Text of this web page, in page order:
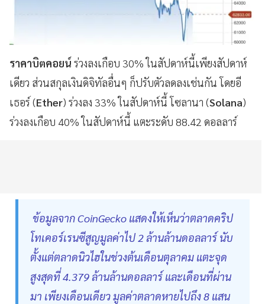
ราคาบิตคอยน์ ร่วงลงเกือบ 30% ในสัปดาห์นี้เพียงสัปดาห์
เดียว ส่วนสกุลเงินดิจิทัลอื่นๆ ก็ปรับตัวลดลงเช่นกัน โดยอี
เธอร์ (Ether) ร่วงลง 33% ในสัปดาห์นี้ โซลานา (Solana)
ร่วงลงเกือบ 40% ในสัปดาห์นี้ แตะระดับ 88.42 ดอลลาร์
ข้อมูลจาก CoinGecko แสดงให้เห็นว่าตลาดคริป
โทเคอร์เรนซีสูญมูลค่าไป 2 ล้านล้านดอลลาร์ นับ
ตั้งแต่ตลาดนิวไฮในช่วงต้นเดือนตุลาคม แตะจุด
สูงสุดที่ 4.379 ล้านล้านดอลลาร์ และเดือนที่ผ่าน
มา เพียงเดือนเดียว มูลค่าตลาดหายไปถึง 8 แสน